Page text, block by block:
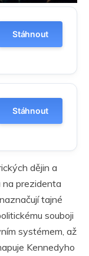
Stáhnout
Stáhnout
dějin a
prezidenta
tajné
souboji
systémem, až
Kennedyho